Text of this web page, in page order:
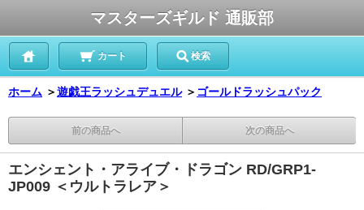
マスターズギルド 通販部
カート 検索
ホーム ＞遊戯王ラッシュデュエル ＞ ゴールドラッシュパック
前の商品へ 次の商品へ
エンシェント・アライブ・ドラゴン RD/GRP1-
JP009 ＜ウルトラレア＞